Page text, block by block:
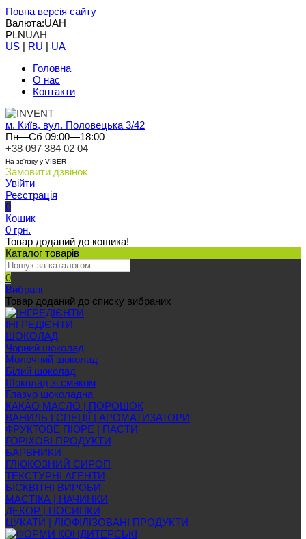
Повна версія сайту
Валюта:UAH
PLNUAH
US | RU | UA
Головна
О нас
Контакти
м. Київ, вул. Половецька 3/42
Пн—Сб 09:00—18:00
+38 097 384 02 04
На зв'язку у VIBER
Замовити дзвінок
Увійти
Реєстрація
0
Кошик
0 грн.
Товар доданий до кошика!
Каталог товарів
0
Вибрані
Товар доданий до списку вибраних
ІНГРЕДІЄНТИ
ШОКОЛАД
Чорний шоколад
Молочний шоколад
Білий шоколад
Шоколад зі смаком
Глазур шоколадна
КАКАО МАСЛО | ПОРОШОК
ВАНИЛЬ | СПЕЦІЇ | АРОМАТИЗАТОРИ
ФРУКТОВЕ ПЮРЕ | ПАСТИ
ГОРІХОВІ ПРОДУКТИ
БАРВНИКИ
ГЛЮКОЗНИЙ СИРОП
ТЕКСТУРНІ АГЕНТИ
БІСКВІТНІ ВИРОБИ
МАСТІКА | НАЧИНКИ
ДЕКОР | ПОСИПКИ
ЦУКАТИ | ЛІОФІЛІЗОВАНІ ПРОДУКТИ